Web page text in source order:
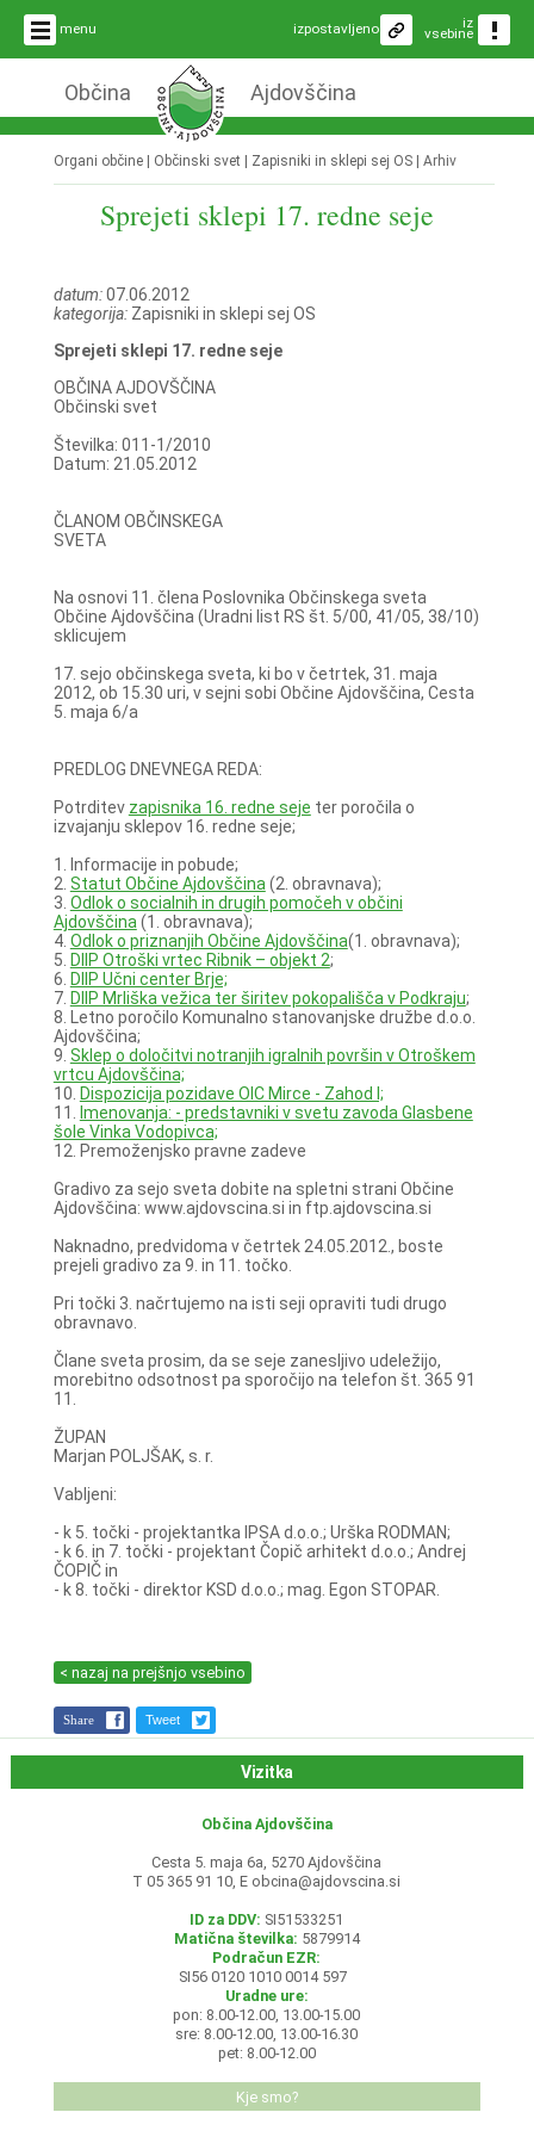
menu iz
vsebine
izpostavljeno
Občina Ajdovščina
Organi občine | Občinski svet | Zapisniki in sklepi sej OS | Arhiv
Sprejeti sklepi 17. redne seje
datum:07.06.2012
kategorija:Zapisniki in sklepi sej OS
Sprejeti sklepi 17. redne seje
OBČINA AJDOVŠČINA
Občinski svet
Številka: 011-1/2010
Datum: 21.05.2012
ČLANOM OBČINSKEGA
SVETA
Na osnovi 11. člena Poslovnika Občinskega sveta
Občine Ajdovščina (Uradni list RS št. 5/00, 41/05, 38/10)
sklicujem
17. sejo občinskega sveta, ki bo v četrtek, 31. maja
2012, ob 15.30 uri, v sejni sobi Občine Ajdovščina, Cesta
5. maja 6/a
PREDLOG DNEVNEGA REDA:
Potrditev zapisnika 16. redne seje ter poročila o
izvajanju sklepov 16. redne seje;
1. Informacije in pobude;
2. Statut Občine Ajdovščina(2. obravnava);
3. Odlok o socialnih in drugih pomočeh v občini
Ajdovščina(1. obravnava);
4. Odlok o priznanjih Občine Ajdovščina(1. obravnava);
5. DIIP Otroški vrtec Ribnik – objekt 2;
6. DIIP Učni center Brje;
7. DIIP Mrliška vežica ter širitev pokopališča v Podkraju;
8. Letno poročilo Komunalno stanovanjske družbe d.o.o.
Ajdovščina;
9. Sklep o določitvi notranjih igralnih površin v Otroškem
vrtcu Ajdovščina;
10. Dispozicija pozidave OIC Mirce - Zahod I;
11. Imenovanja: - predstavniki v svetu zavoda Glasbene
šole Vinka Vodopivca;
12. Premoženjsko pravne zadeve
Gradivo za sejo sveta dobite na spletni strani Občine
Ajdovščina: www.ajdovscina.si in ftp.ajdovscina.si
Naknadno, predvidoma v četrtek 24.05.2012., boste
prejeli gradivo za 9. in 11. točko.
Pri točki 3. načrtujemo na isti seji opraviti tudi drugo
obravnavo.
Člane sveta prosim, da se seje zanesljivo udeležijo,
morebitno odsotnost pa sporočijo na telefon št. 365 91
11.
ŽUPAN
Marjan POLJŠAK, s. r.
Vabljeni:
- k 5. točki - projektantka IPSA d.o.o.; Urška RODMAN;
- k 6. in 7. točki - projektant Čopič arhitekt d.o.o.; Andrej
ČOPIČ in
- k 8. točki - direktor KSD d.o.o.; mag. Egon STOPAR.
< nazaj na prejšnjo vsebino
Share Tweet
Vizitka
Občina Ajdovščina
Cesta 5. maja 6a, 5270 Ajdovščina
T 05 365 91 10, E obcina@ajdovscina.si
ID za DDV: SI51533251
Matična številka: 5879914
Podračun EZR:
SI56 0120 1010 0014 597
Uradne ure:
pon: 8.00-12.00, 13.00-15.00
sre: 8.00-12.00, 13.00-16.30
pet: 8.00-12.00
Kje smo?